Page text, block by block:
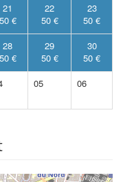
21
50 €
22
50 €
23
50 €
28
50 €
29
50 €
30
50 €
05 06